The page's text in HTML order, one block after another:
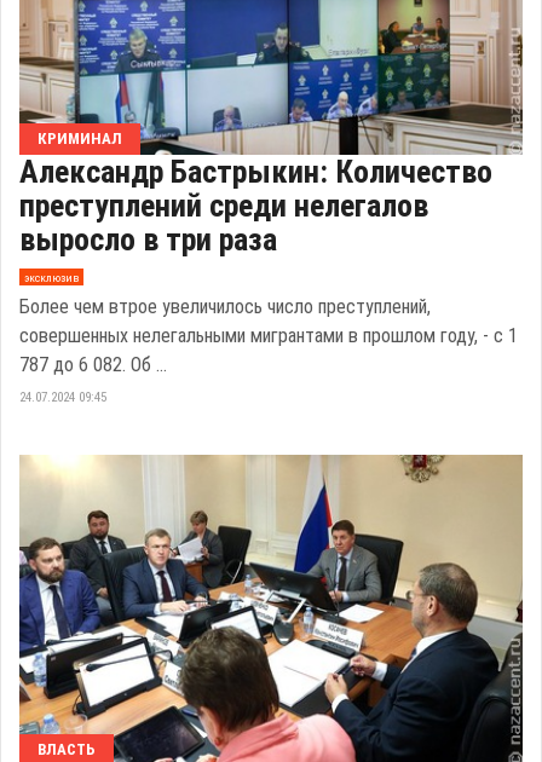
КРИМИНАЛ
Александр Бастрыкин: Количество
преступлений среди нелегалов
выросло в три раза
эксклюзив
Более чем втрое увеличилось число преступлений,
совершенных нелегальными мигрантами в прошлом году, - с 1
787 до 6 082. Об ...
24.07.2024 09:45
ВЛАСТЬ